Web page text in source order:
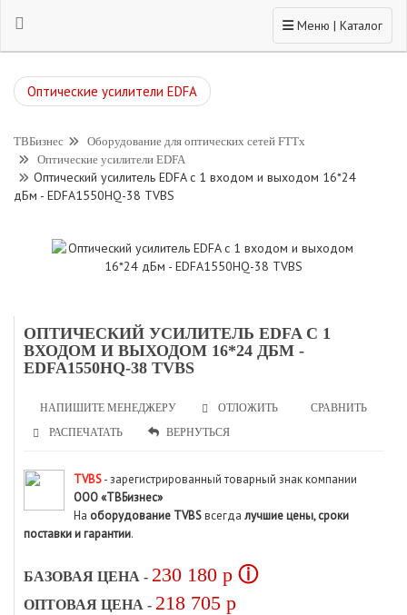
Toggle navigation
Меню | Каталог
Оптические усилители EDFA
ТВБизнес
Оборудование для оптических сетей FTTx
Оптические усилители EDFA
Оптический усилитель EDFA с 1 входом и выходом 16*24
дБм - EDFA1550HQ-38 TVBS
ОПТИЧЕСКИЙ УСИЛИТЕЛЬ EDFA С 1
ВХОДОМ И ВЫХОДОМ 16*24 ДБМ -
EDFA1550HQ-38 TVBS
НАПИШИТЕ МЕНЕДЖЕРУ ОТЛОЖИТЬ
СРАВНИТЬ
РАСПЕЧАТАТЬ
ВЕРНУТЬСЯ
TVBS- зарегистрированный товарный знак компании
ООО «ТВБизнес»
На оборудование TVBSвсегда лучшие цены, сроки
поставки и гарантии.
БАЗОВАЯ ЦЕНА - 230 180 p ⓘ
ОПТОВАЯ ЦЕНА - 218 705 p